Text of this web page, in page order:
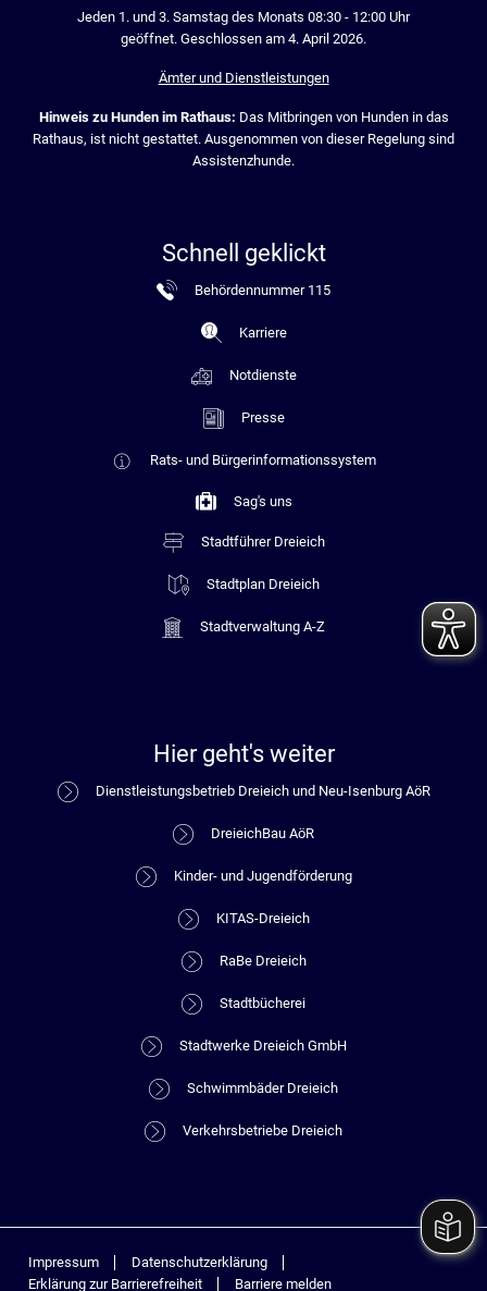
Jeden 1. und 3. Samstag des Monats 08:30 - 12:00 Uhr
geöffnet. Geschlossen am 4. April 2026.
Ämter und Dienstleistungen
Hinweis zu Hunden im Rathaus: Das Mitbringen von Hunden in das
Rathaus, ist nicht gestattet. Ausgenommen von dieser Regelung sind
Assistenzhunde.
Schnell geklickt
Behördennummer 115
Karriere
Notdienste
Presse
Rats- und Bürgerinformationssystem
Sag's uns
Stadtführer Dreieich
Stadtplan Dreieich
Stadtverwaltung A-Z
Hier geht's weiter
Dienstleistungsbetrieb Dreieich und Neu-Isenburg AöR
DreieichBau AöR
Kinder- und Jugendförderung
KITAS-Dreieich
RaBe Dreieich
Stadtbücherei
Stadtwerke Dreieich GmbH
Schwimmbäder Dreieich
Verkehrsbetriebe Dreieich
Impressum
Datenschutzerklärung
Erklärung zur Barrierefreiheit
Barriere melden